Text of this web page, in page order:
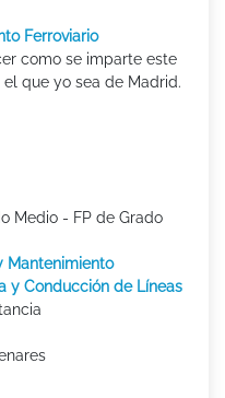
Ferroviario
como se imparte este
que yo sea de Madrid.
Medio - FP de Grado
Mantenimiento
y Conducción de Líneas